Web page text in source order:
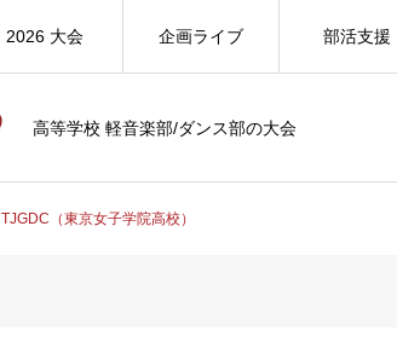
高等学校 軽音楽部/ダンス部の大会
2026 大会 企画ライブ 部活支援
TJGDC（東京女子学院高校）